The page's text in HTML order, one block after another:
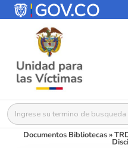
Buscar:
Documentos Bibliotecas»